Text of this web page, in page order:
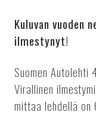
Kuluvan vuoden
ilmestynyt!
Suomen Autolehti
Virallinen
mittaa lehdellä on